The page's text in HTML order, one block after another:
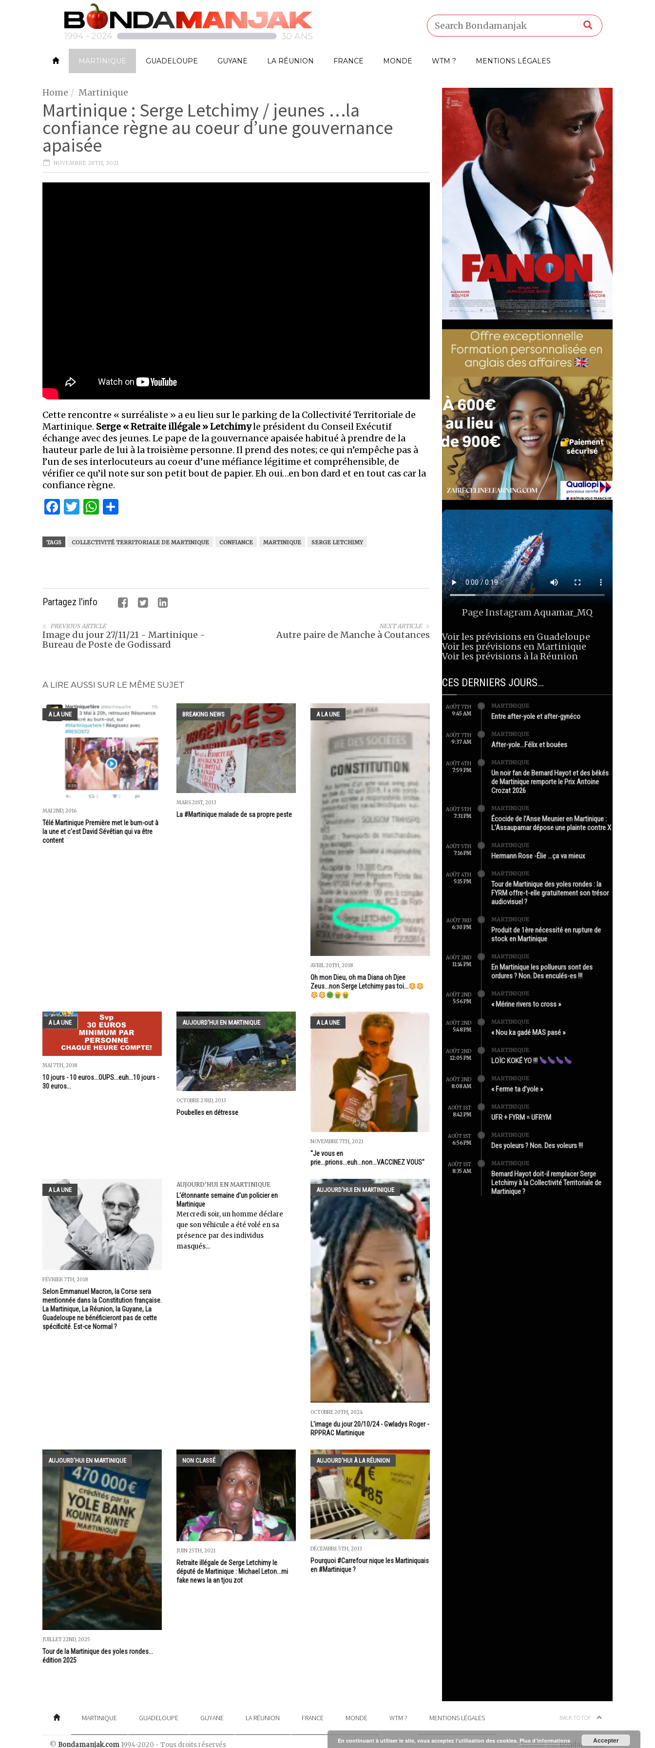
MARTINIQUE GUADELOUPE GUYANE LA RÉUNION FRANCE MONDE WTM ? MENTIONS LÉGALES
Home Martinique
Martinique : Serge Letchimy / jeunes …la
confiance règne au coeur d’une gouvernance
apaisée
NOVEMBRE 28TH, 2021
Cette rencontre « surréaliste » a eu lieu sur le parking de la Collectivité Territoriale de
Martinique. Serge « Retraite illégale » Letchimyle président du Conseil Exécutif
échange avec des jeunes. Le pape de la gouvernance apaisée habitué à prendre de la
hauteur parle de lui à la troisième personne. Il prend des notes; ce qui n’empêche pas à
l’un de ses interlocuteurs au coeur d’une méfiance légitime et compréhensible, de
vérifier ce qu’il note sur son petit bout de papier. Eh oui…en bon dard et en tout cas car la
confiance règne.
Facebook
Twitter
WhatsApp
TAGS COLLECTIVITÉ TERRITORIALE DE MARTINIQUE CONFIANCE MARTINIQUE SERGE LETCHIMY
Partagez l'info
NEXT ARTICLE
Autre paire de Manche à Coutances
PREVIOUS ARTICLE
Image du jour 27/11/21 - Martinique -
Bureau de Poste de Godissard
A LIRE AUSSI SUR LE MÊME SUJET
A LA UNE
MAI 2ND, 2016
Télé Martinique Première met le burn-out à
la une et c'est David Sévétian qui va être
content
BREAKING NEWS
MARS 21ST, 2013
La #Martinique malade de sa propre peste
A LA UNE
AVRIL 20TH, 2018
Oh mon Dieu, oh ma Diana oh Djee
Zeus...non Serge Letchimy pas toi...
A LA UNE
MAI 7TH, 2018
10 jours - 10 euros...OUPS...euh...10 jours -
30 euros...
AUJOURD'HUI EN MARTINIQUE
OCTOBRE 23RD, 2013
Poubelles en détresse
A LA UNE
NOVEMBRE 7TH, 2021
"Je vous en
prie...prions...euh...non...VACCINEZ VOUS"
A LA UNE
FÉVRIER 7TH, 2018
Selon Emmanuel Macron, la Corse sera
mentionnée dans la Constitution française.
La Martinique, La Réunion, la Guyane, La
Guadeloupe ne bénéficieront pas de cette
spécificité. Est-ce Normal ?
AUJOURD'HUI EN MARTINIQUE
L'étonnante semaine d'un policier en
Martinique
Mercredi soir, un homme déclare
que son véhicule a été volé en sa
présence par des individus
masqués...
AUJOURD'HUI EN MARTINIQUE
OCTOBRE 20TH, 2024
L'image du jour 20/10/24 - Gwladys Roger -
RPPRAC Martinique
AUJOURD'HUI EN MARTINIQUE
JUILLET 22ND, 2025
Tour de la Martinique des yoles rondes...
édition 2025
NON CLASSÉ
JUIN 25TH, 2021
Retraite illégale de Serge Letchimy le
député de Martinique : Michael Leton...mi
fake news la an tjou zot
AUJOURD'HUI À LA RÉUNION
DÉCEMBRE 5TH, 2013
Pourquoi #Carrefour nique les Martiniquais
en #Martinique ?
Page InstagramAquamar_MQ
Voir les prévisions en Guadeloupe
Voir les prévisions en Martinique
Voir les prévisions à la Réunion
CES DERNIERS JOURS…
AOÛT 7TH
9:45 AM
MARTINIQUE
Entre after-yole et after-gynéco
AOÛT 7TH
9:37 AM
MARTINIQUE
After-yole…Félix et bouées
AOÛT 6TH
7:59 PM
MARTINIQUE
Un noir fan de Bernard Hayot et des békés
de Martinique remporte le Prix Antoine
Crozat 2026
AOÛT 5TH
7:31 PM
MARTINIQUE
Écocide de l’Anse Meunier en Martinique :
L’Assaupamar dépose une plainte contre X
AOÛT 5TH
7:16 PM
MARTINIQUE
Hermann Rose -Élie …ça va mieux
AOÛT 4TH
5:15 PM
MARTINIQUE
Tour de Martinique des yoles rondes : la
FYRM offre-t-elle gratuitement son trésor
audiovisuel ?
AOÛT 3RD
6:30 PM
MARTINIQUE
Produit de 1ère nécessité en rupture de
stock en Martinique
AOÛT 2ND
11:14 PM
MARTINIQUE
En Martinique les pollueurs sont des
ordures ? Non. Des enculés-es !!!
AOÛT 2ND
5:56 PM
MARTINIQUE
« Mérine rivers to cross »
AOÛT 2ND
5:48 PM
MARTINIQUE
« Nou ka gadé MAS pasé »
AOÛT 2ND
12:05 PM
MARTINIQUE
LOÏC KOKÉ YO !!!
AOÛT 2ND
8:08 AM
MARTINIQUE
« Ferme ta d’yole »
AOÛT 1ST
8:42 PM
MARTINIQUE
UFR + FYRM = UFRYM
AOÛT 1ST
6:56 PM
MARTINIQUE
Des yoleurs ? Non. Des voleurs !!!
AOÛT 1ST
8:35 AM
MARTINIQUE
Bernard Hayot doit-il remplacer Serge
Letchimy à la Collectivité Territoriale de
Martinique ?
MARTINIQUE GUADELOUPE GUYANE LA RÉUNION FRANCE MONDE WTM ? MENTIONS LÉGALES BACK TO TOP
© Bondamanjak.com 1994-2020 - Tous droits réservés Produit parBondamanjak
En continuant à utiliser le site, vous acceptez l’utilisation des cookies. Plus d’informations Accepter